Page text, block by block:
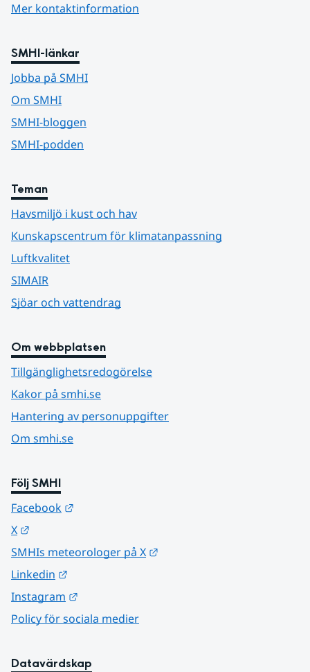
Mer kontaktinformation
SMHI-länkar
Jobba på SMHI
Om SMHI
SMHI-bloggen
SMHI-podden
Teman
Havsmiljö i kust och hav
Kunskapscentrum för klimatanpassning
Luftkvalitet
SIMAIR
Sjöar och vattendrag
Om webbplatsen
Tillgänglighetsredogörelse
Kakor på smhi.se
Hantering av personuppgifter
Om smhi.se
Följ SMHI
Facebook
X
SMHIs meteorologer på X
Linkedin
Instagram
Policy för sociala medier
Datavärdskap